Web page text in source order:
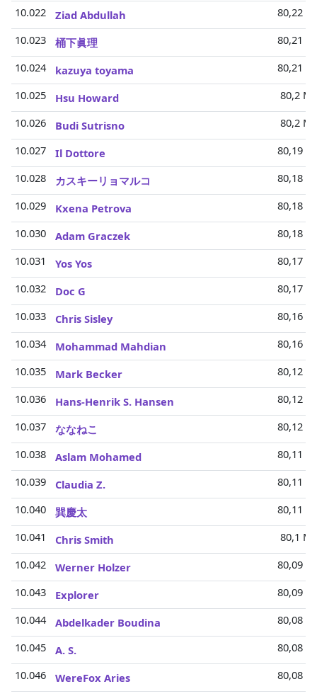
10.022
Ziad Abdullah
80,22
10.023
桶下眞理
80,21
10.024
kazuya toyama
80,21
10.025
Hsu Howard
80,2
10.026
Budi Sutrisno
80,2
10.027
Il Dottore
80,19
10.028
カスキーリョマルコ
80,18
10.029
Kxena Petrova
80,18
10.030
Adam Graczek
80,18
10.031
Yos Yos
80,17
10.032
Doc G
80,17
10.033
Chris Sisley
80,16
10.034
Mohammad Mahdian
80,16
10.035
Mark Becker
80,12
10.036
Hans-Henrik S. Hansen
80,12
10.037
ななねこ
80,12
10.038
Aslam Mohamed
80,11
10.039
Claudia Z.
80,11
10.040
巽慶太
80,11
10.041
Chris Smith
80,1
10.042
Werner Holzer
80,09
10.043
Explorer
80,09
10.044
Abdelkader Boudina
80,08
10.045
A. S.
80,08
10.046
WereFox Aries
80,08